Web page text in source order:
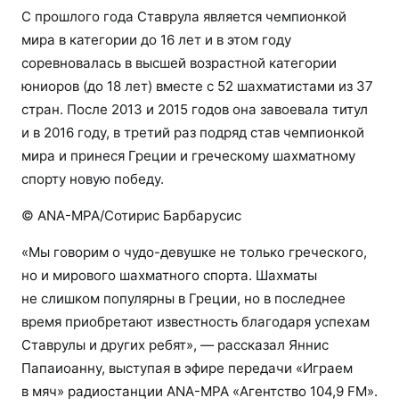
С прошлого года Ставрула является чемпионкой
мира в категории до 16 лет и в этом году
соревновалась в высшей возрастной категории
юниоров (до 18 лет) вместе с 52 шахматистами из 37
стран. После 2013 и 2015 годов она завоевала титул
и в 2016 году, в третий раз подряд став чемпионкой
мира и принеся Греции и греческому шахматному
спорту новую победу.
© ANA-MPA/Сотирис Барбарусис
«Мы говорим о чудо-девушке не только греческого,
но и мирового шахматного спорта. Шахматы
не слишком популярны в Греции, но в последнее
время приобретают известность благодаря успехам
Ставрулы и других ребят», — рассказал Яннис
Папаиоанну, выступая в эфире передачи «Играем
в мяч» радиостанции ANA-MPA «Агентство 104,9 FM».